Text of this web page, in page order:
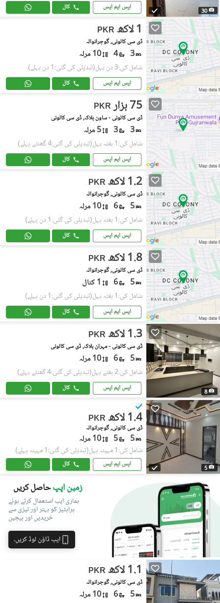
30 ایس ایم ایس کال
PKR 1 لاکھ
ڈی سی کالونی, گوجرانوالہ
3
4 10 مرلہ
شامل کی:3 دن پہل (تبدیلی کی گئی:1 دن پہلے)
ایس ایم ایس کال
PKR 75 ہزار
ڈی سی کالونی - ساون بلاک, ڈی سی کالونی
3
3 5 مرلہ
شامل کی:1 ہفتہ پہل (تبدیلی کی گئی:4 گھنٹے پہلے)
ایس ایم ایس کال
PKR 1.2 لاکھ
ڈی سی کالونی, گوجرانوالہ
5
6 10 مرلہ
شامل کی:1 ہفتہ پہل (تبدیلی کی گئی:1 دن پہلے)
ایس ایم ایس کال
PKR 1.8 لاکھ
ڈی سی کالونی, گوجرانوالہ
5
6 1 کنال
شامل کی:1 ہفتہ پہل (تبدیلی کی گئی:1 دن پہلے)
ایس ایم ایس کال
8
PKR 1.3 لاکھ
ڈی سی کالونی - مہران بلاک, ڈی سی کالونی
5
6 10 مرلہ
شامل کی:2 ہفتے پہل (تبدیلی کی گئی:4 گھنٹے پہلے)
ایس ایم ایس کال
5
PKR 1.4 لاکھ
ڈی سی کالونی, گوجرانوالہ
5
5 10 مرلہ
شامل کی:1 مہینہ پہل (تبدیلی کی گئی:1 مہینہ پہلے)
ایس ایم ایس کال
زمین اپپحاصل کریں
ہماری ایپ استعمال کرتے ہوئے
پراپٹیز کو بہتر اور تیزی سے
خریدیں اور بیچیں
ایپ ڈاؤن لوڈ کریں۔
PKR 1.1 لاکھ
ڈی سی کالونی, گوجرانوالہ
5
6 10 مرلہ